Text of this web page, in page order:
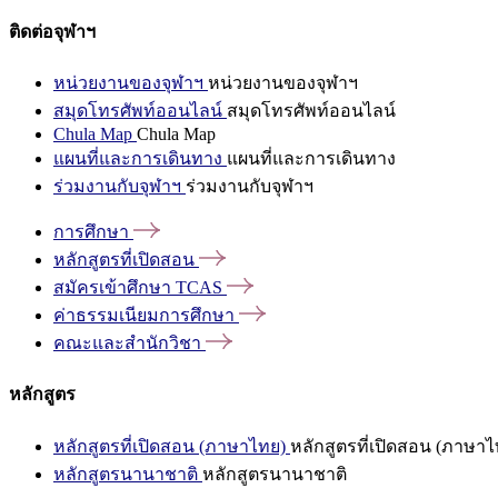
ติดต่อจุฬาฯ
หน่วยงานของจุฬาฯ หน่วยงานของจุฬาฯ
สมุดโทรศัพท์ออนไลน์ สมุดโทรศัพท์ออนไลน์
Chula Map Chula Map
แผนที่และการเดินทาง แผนที่และการเดินทาง
ร่วมงานกับจุฬาฯ ร่วมงานกับจุฬาฯ
การศึกษา
หลักสูตรที่เปิดสอน
สมัครเข้าศึกษา TCAS
ค่าธรรมเนียมการศึกษา
คณะและสำนักวิชา
หลักสูตร
หลักสูตรที่เปิดสอน (ภาษาไทย) หลักสูตรที่เปิดสอน (ภาษาไ
หลักสูตรนานาชาติ หลักสูตรนานาชาติ